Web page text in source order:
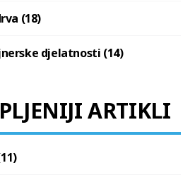
(18)
djelatnosti (14)
ARTIKLI